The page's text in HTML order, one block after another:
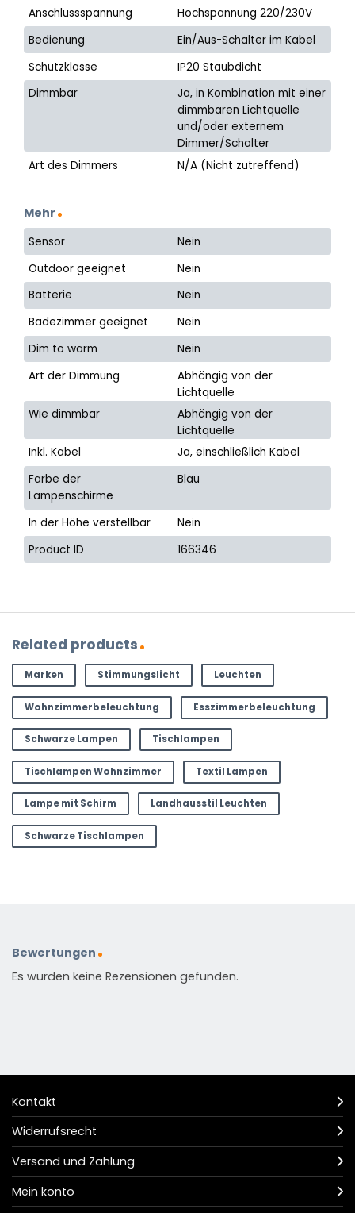
Anschlussspannung
Hochspannung 220/230V
Bedienung
Ein/Aus-Schalter im Kabel
Schutzklasse
IP20 Staubdicht
Dimmbar
Ja, in Kombination mit einer
dimmbaren Lichtquelle
und/oder externem
Dimmer/Schalter
Art des Dimmers
N/A (Nicht zutreffend)
Mehr
Sensor
Nein
Outdoor geeignet
Nein
Batterie
Nein
Badezimmer geeignet
Nein
Dim to warm
Nein
Art der Dimmung
Abhängig von der
Lichtquelle
Wie dimmbar
Abhängig von der
Lichtquelle
Inkl. Kabel
Ja, einschließlich Kabel
Farbe der
Lampenschirme
Blau
In der Höhe verstellbar
Nein
Product ID
166346
Related products
Marken Stimmungslicht Leuchten
Wohnzimmerbeleuchtung Esszimmerbeleuchtung
Schwarze Lampen Tischlampen
Tischlampen Wohnzimmer Textil Lampen
Lampe mit Schirm Landhausstil Leuchten
Schwarze Tischlampen
Bewertungen
Es wurden keine Rezensionen gefunden.
Kontakt
Widerrufsrecht
Versand und Zahlung
Mein konto